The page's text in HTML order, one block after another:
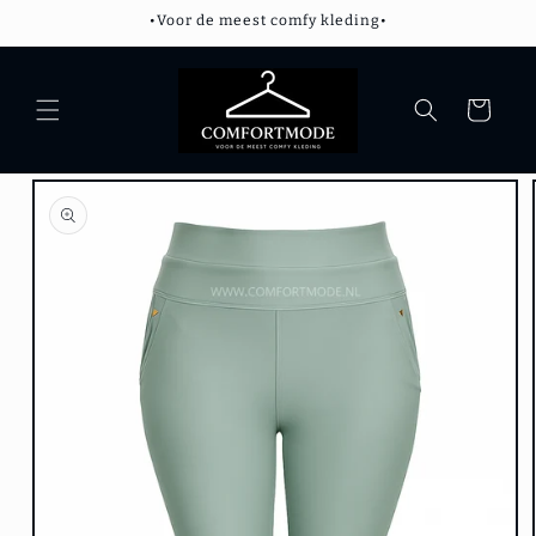
content
•Voor de meest comfy kleding•
Winkelwagen
direct naar